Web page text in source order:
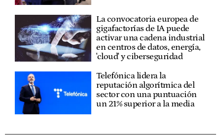
La convocatoria europea de
gigafactorías de IA puede
activar una cadena industrial
en centros de datos, energía,
'cloud' y ciberseguridad
Telefónica lidera la
reputación algorítmica del
sector con una puntuación
un 21% superior a la media